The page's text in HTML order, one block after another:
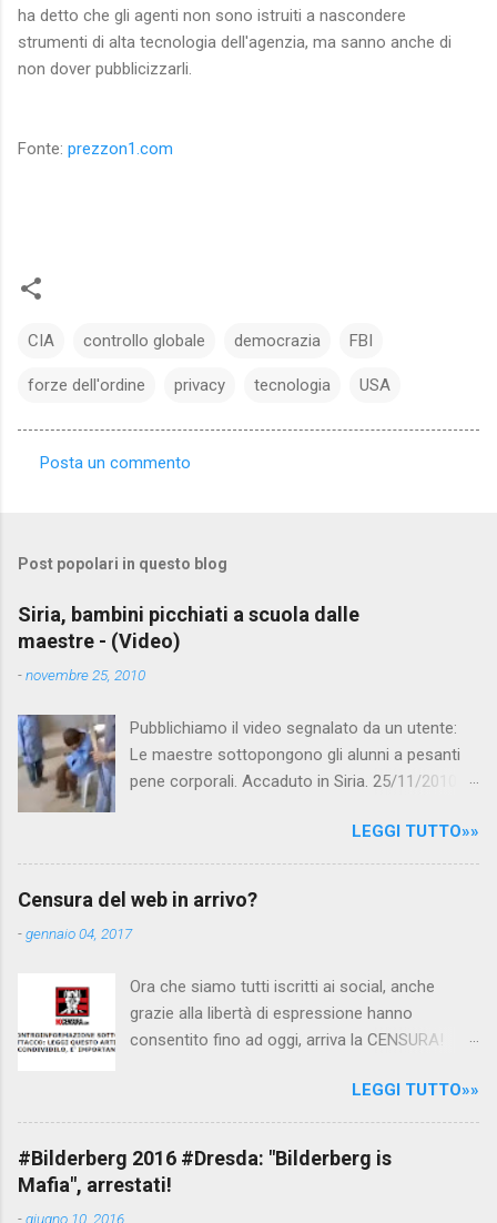
ha detto che gli agenti non sono istruiti a nascondere
strumenti di alta tecnologia dell'agenzia, ma sanno anche di
non dover pubblicizzarli.
Fonte: prezzon1.com
CIA controllo globale democrazia FBI
forze dell'ordine privacy tecnologia USA
e
n
t
Posta un commento
Post popolari in questo blog
Siria, bambini picchiati a scuola dalle
maestre - (Video)
-novembre 25, 2010
Pubblichiamo il video segnalato da un utente:
Le maestre sottopongono gli alunni a pesanti
pene corporali. Accaduto in Siria. 25/11/2010
Canale 5 "Forum" si è interessato al caso,
interpellando prontamente l'ambasciata siriana,
per fare luce sulla vicenda: è emerso che il
scuola. LEGGI IL SERVIZIO . staff
nocensura.com Condividi su Facebook
LEGGI TUTTO»»
Censura del web in arrivo?
-gennaio 04, 2017
Ora che siamo tutti iscritti ai social, anche
grazie alla libertà di espressione hanno
consentito fino ad oggi, arriva la CENSURA!
politica rispediti al mittente dai cittadini - perché
censurare avrebbe fatto perdere troppi
consensi ai vari governi - la CENSURA potrebbe
arrivare dall'Antitrust, ovvero l' Autorità garante
LEGGI TUTTO»»
#Bilderberg 2016 #Dresda: "Bilderberg is
Mafia", arrestati!
-giugno 10, 2016